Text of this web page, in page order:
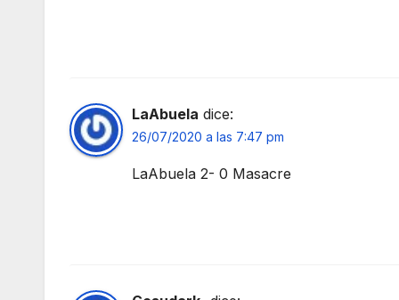
LaAbuela dice:
26/07/2020 a las 7:47 pm
LaAbuela 2- 0 Masacre